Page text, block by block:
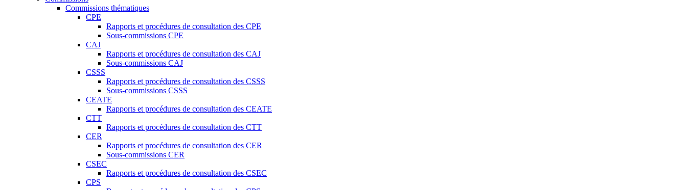
Commissions thématiques
CPE
Rapports et procédures de consultation des CPE
Sous-commissions CPE
CAJ
Rapports et procédures de consultation des CAJ
Sous-commissions CAJ
CSSS
Rapports et procédures de consultation des CSSS
Sous-commissions CSSS
CEATE
Rapports et procédures de consultation des CEATE
CTT
Rapports et procédures de consultation des CTT
CER
Rapports et procédures de consultation des CER
Sous-commissions CER
CSEC
Rapports et procédures de consultation des CSEC
CPS